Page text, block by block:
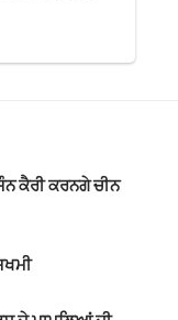
ਕੈਰੀ ਕਰਨਗੇ ਚੀਨ